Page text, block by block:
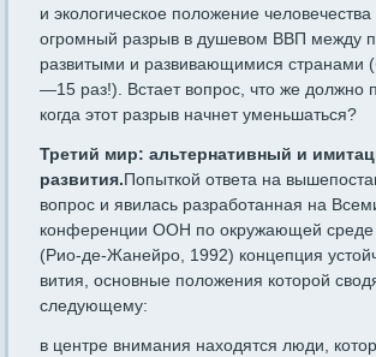
и экологическое положение
огромный разрыв в душевом ВВП между
развитыми и разви­вающимися странами
—15 раз!). Встает вопрос, что же должно
когда этот разрыв начнет уменьшаться?
Третий мир: альтернативный и
разви­тия.Попыткой ответа на
вопрос и явилась раз­работанная на
конференции ООН по окружающей среде
(Рио-де-Жанейро, 1992) концепция
вития, основные положения которой
следующему:
в центре внимания находятся люди,